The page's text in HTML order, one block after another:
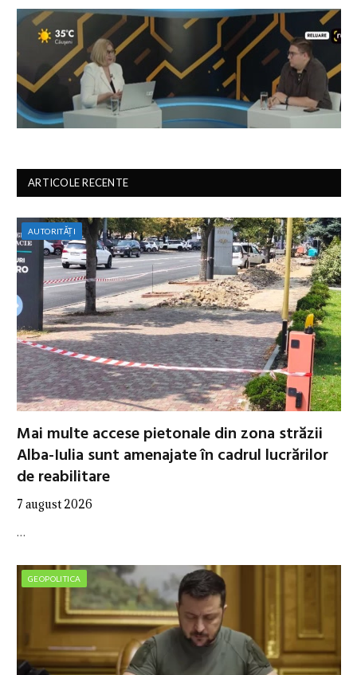
ARTICOLE RECENTE
AUTORITĂȚI
Mai multe accese pietonale din zona străzii
Alba-Iulia sunt amenajate în cadrul lucrărilor
de reabilitare
7 august 2026
…
GEOPOLITICA